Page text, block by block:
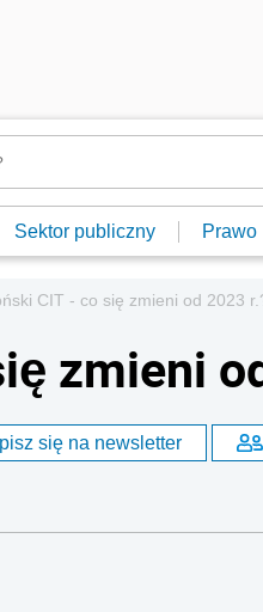
Sektor publiczny Prawo
CIT - co się zmieni od 2023
zmieni
się na newsletter